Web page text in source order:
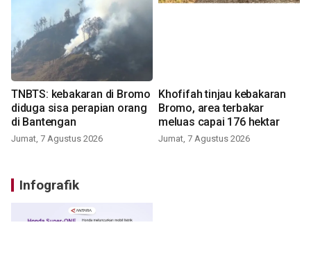
TNBTS: kebakaran di Bromo
diduga sisa perapian orang
di Bantengan
Jumat, 7 Agustus 2026
Khofifah tinjau kebakaran
Bromo, area terbakar
meluas capai 176 hektar
Jumat, 7 Agustus 2026
Infografik